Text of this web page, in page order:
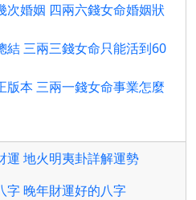
次婚姻 四兩六錢女命婚姻狀
結 三兩三錢女命只能活到60
版本 三兩一錢女命事業怎麼
運 地火明夷卦詳解運勢
字 晚年財運好的八字